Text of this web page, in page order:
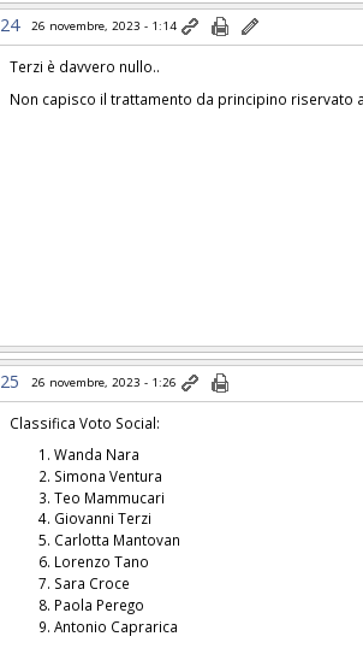
24 26 novembre, 2023 - 1:14
Terzi è davvero nullo..
Non capisco il trattamento da principino riservato
25 26 novembre, 2023 - 1:26
Classifica Voto Social:
Wanda Nara
Simona Ventura
Teo Mammucari
Giovanni Terzi
Carlotta Mantovan
Lorenzo Tano
Sara Croce
Paola Perego
Antonio Caprarica